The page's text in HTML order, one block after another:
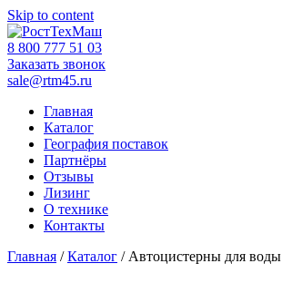
Skip to content
‎8 800 777 51 03
Заказать звонок
sale@rtm45.ru
Главная
Каталог
География поставок
Партнёры
Отзывы
Лизинг
О технике
Контакты
Главная /Каталог / Автоцистерны для воды